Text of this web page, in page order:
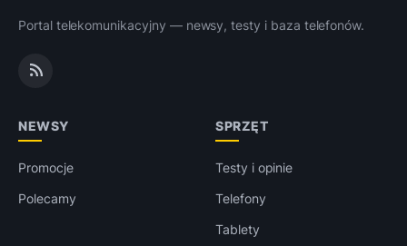
Portal telekomunikacyjny — newsy, testy i baza telefonów.
NEWSY
Promocje
Polecamy
SPRZĘT
Testy i opinie
Telefony
Tablety